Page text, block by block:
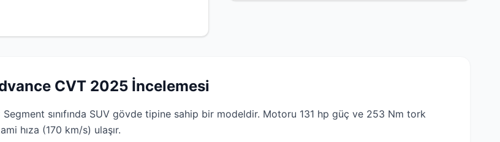
CVT 2025 İncelemesi
sınıfında SUV gövde tipine sahip bir modeldir. Motoru 131 hp güç ve 253 Nm tork
hıza (170 km/s) ulaşır.